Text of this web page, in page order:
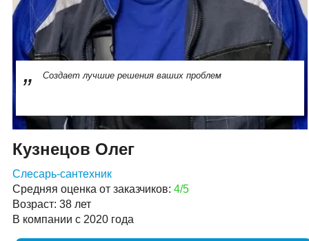
Создает лучшие решения ваших проблем
Кузнецов Олег
Слесарь-сантехник
Средняя оценка от заказчиков: 4/5
Возраст: 38 лет
В компании с 2020 года